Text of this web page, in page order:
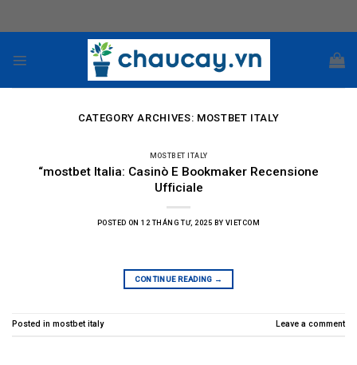
CATEGORY ARCHIVES: MOSTBET ITALY
MOSTBET ITALY
“mostbet Italia: Casinò E Bookmaker Recensione
Ufficiale
POSTED ON12 THÁNG TƯ, 2025 BY VIETCOM
CONTINUE READING →
Posted in mostbet italy Leave a comment